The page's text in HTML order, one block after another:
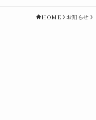
HOME お知らせ